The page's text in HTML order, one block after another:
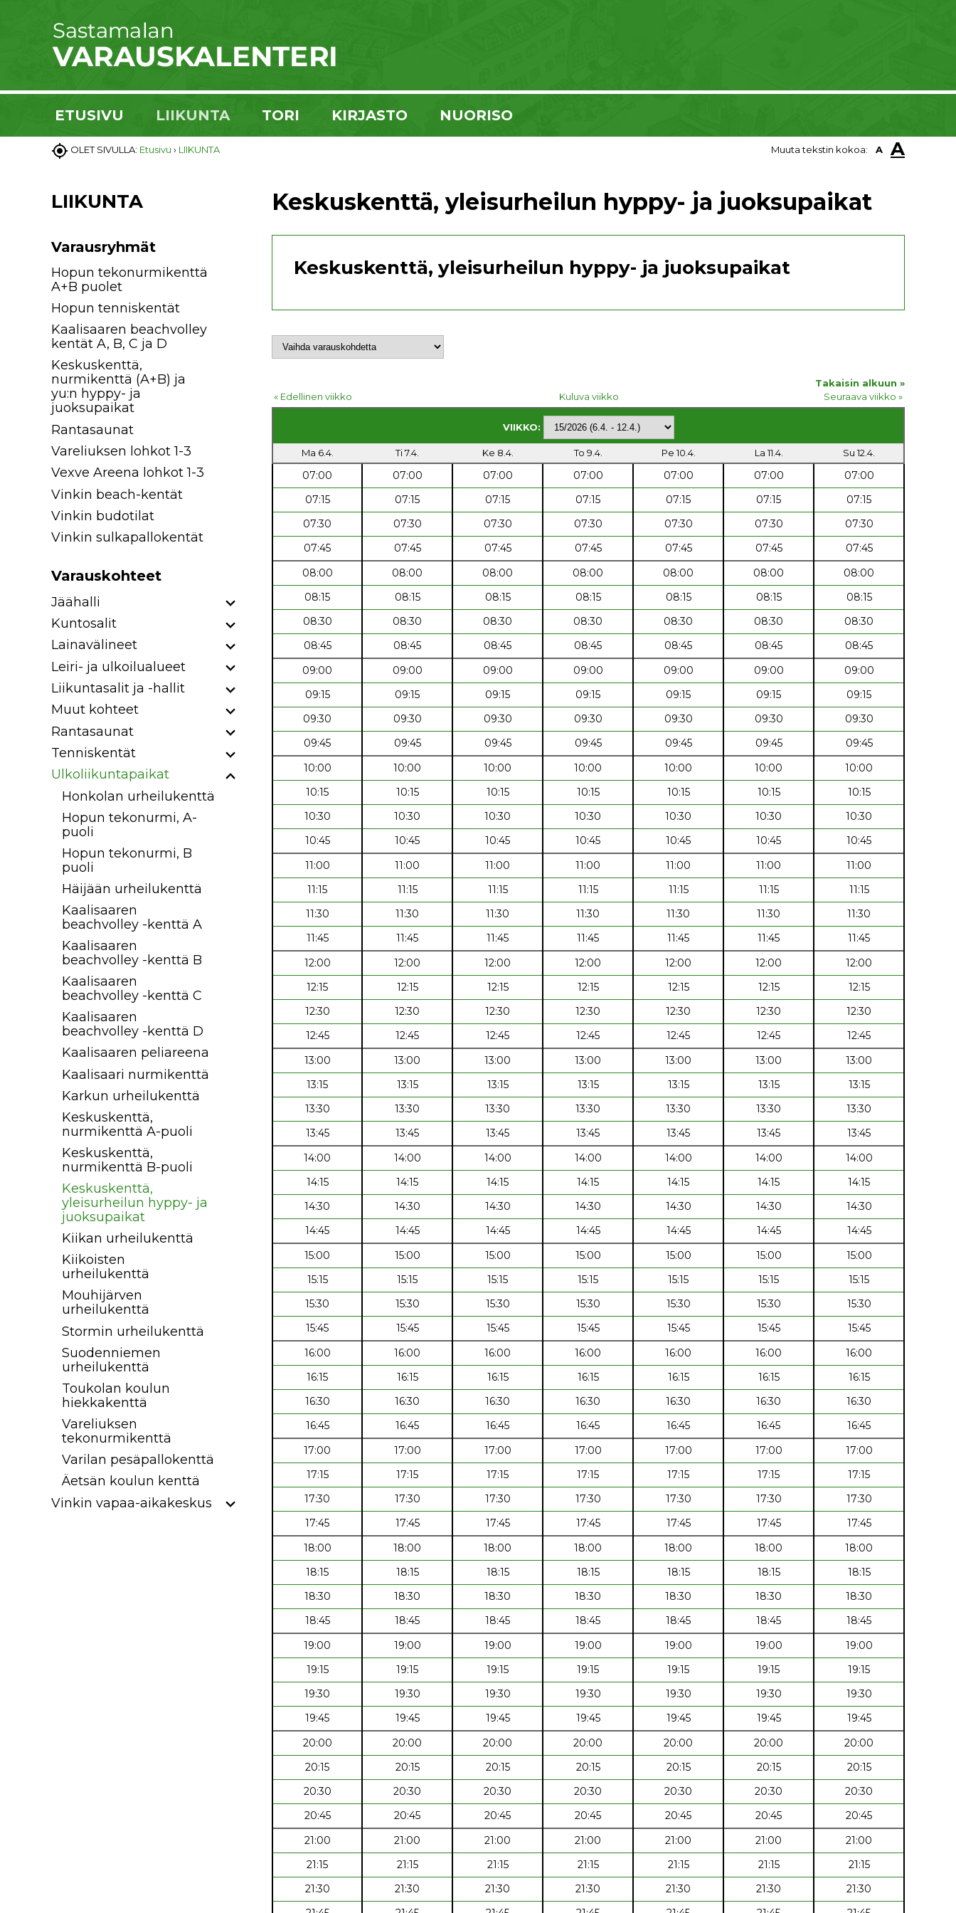
ETUSIVU LIIKUNTA TORI KIRJASTO NUORISO
 OLET SIVULLA: Etusivu › LIIKUNTA Muuta tekstin kokoa: A A
LIIKUNTA
Varausryhmät
Hopun tekonurmikenttä
A+B puolet
Hopun tenniskentät
Kaalisaaren beachvolley
kentät A, B, C ja D
Keskuskenttä,
nurmikenttä (A+B) ja
yu:n hyppy- ja
juoksupaikat
Rantasaunat
Vareliuksen lohkot 1-3
Vexve Areena lohkot 1-3
Vinkin beach-kentät
Vinkin budotilat
Vinkin sulkapallokentät
Varauskohteet
Jäähalli
Kuntosalit
Lainavälineet
Leiri- ja ulkoilualueet
Liikuntasalit ja -hallit
Muut kohteet
Rantasaunat
Tenniskentät
Ulkoliikuntapaikat
Honkolan urheilukenttä
Hopun tekonurmi, A-
puoli
Hopun tekonurmi, B
puoli
Häijään urheilukenttä
Kaalisaaren
beachvolley -kenttä A
Kaalisaaren
beachvolley -kenttä B
Kaalisaaren
beachvolley -kenttä C
Kaalisaaren
beachvolley -kenttä D
Kaalisaaren peliareena
Kaalisaari nurmikenttä
Karkun urheilukenttä
Keskuskenttä,
nurmikenttä A-puoli
Keskuskenttä,
nurmikenttä B-puoli
Keskuskenttä,
yleisurheilun hyppy- ja
juoksupaikat
Kiikan urheilukenttä
Kiikoisten
urheilukenttä
Mouhijärven
urheilukenttä
Stormin urheilukenttä
Suodenniemen
urheilukenttä
Toukolan koulun
hiekkakenttä
Vareliuksen
tekonurmikenttä
Varilan pesäpallokenttä
Äetsän koulun kenttä
Vinkin vapaa-aikakeskus
Keskuskenttä, yleisurheilun hyppy- ja juoksupaikat
Keskuskenttä, yleisurheilun hyppy- ja juoksupaikat
Takaisin alkuun »
« Edellinen viikko
Kuluva viikko Seuraava viikko »
VIIKKO:
Ma 6.4. Ti 7.4. Ke 8.4. To 9.4. Pe 10.4. La 11.4. Su 12.4.
07:00 07:00 07:00 07:00 07:00 07:00
07:00
07:15
07:15 07:15 07:15 07:15 07:15
07:15
07:30
07:30 07:30 07:30 07:30 07:30
07:30
07:45
07:45 07:45 07:45 07:45 07:45
07:45
08:00
08:00 08:00 08:00 08:00 08:00
08:00
08:15
08:15 08:15 08:15 08:15 08:15
08:15
08:30
08:30 08:30 08:30 08:30 08:30
08:30
08:45
08:45 08:45 08:45 08:45 08:45
08:45
09:00
09:00 09:00 09:00 09:00 09:00
09:00
09:15
09:15 09:15 09:15 09:15 09:15
09:15
09:30
09:30 09:30 09:30 09:30 09:30
09:30
09:45
09:45 09:45 09:45 09:45 09:45
09:45
10:00
10:00 10:00 10:00 10:00 10:00
10:00
10:15
10:15 10:15 10:15 10:15 10:15
10:15
10:30
10:30 10:30 10:30 10:30 10:30
10:30
10:45
10:45 10:45 10:45 10:45 10:45
10:45
11:00
11:00 11:00 11:00 11:00 11:00
11:00
11:15
11:15 11:15 11:15 11:15 11:15
11:15
11:30
11:30 11:30 11:30 11:30 11:30
11:30
11:45
11:45 11:45 11:45 11:45 11:45
11:45
12:00
12:00 12:00 12:00 12:00 12:00
12:00
12:15
12:15 12:15 12:15 12:15 12:15
12:15
12:30
12:30 12:30 12:30 12:30 12:30
12:30
12:45
12:45 12:45 12:45 12:45 12:45
12:45
13:00
13:00 13:00 13:00 13:00 13:00
13:00
13:15
13:15 13:15 13:15 13:15 13:15
13:15
13:30
13:30 13:30 13:30 13:30 13:30
13:30
13:45
13:45 13:45 13:45 13:45 13:45
13:45
14:00
14:00 14:00 14:00 14:00 14:00
14:00
14:15
14:15 14:15 14:15 14:15 14:15
14:15
14:30
14:30 14:30 14:30 14:30 14:30
14:30
14:45
14:45 14:45 14:45 14:45 14:45
14:45
15:00
15:00 15:00 15:00 15:00 15:00
15:00
15:15
15:15 15:15 15:15 15:15 15:15
15:15
15:30
15:30 15:30 15:30 15:30 15:30
15:30
15:45
15:45 15:45 15:45 15:45 15:45
15:45
16:00
16:00 16:00 16:00 16:00 16:00
16:00
16:15
16:15 16:15 16:15 16:15 16:15
16:15
16:30
16:30 16:30 16:30 16:30 16:30
16:30
16:45
16:45 16:45 16:45 16:45 16:45
16:45
17:00
17:00 17:00 17:00 17:00 17:00
17:00
17:15
17:15 17:15 17:15 17:15 17:15
17:15
17:30
17:30 17:30 17:30 17:30 17:30
17:30
17:45
17:45 17:45 17:45 17:45 17:45
17:45
18:00
18:00 18:00 18:00 18:00 18:00
18:00
18:15
18:15 18:15 18:15 18:15 18:15
18:15
18:30
18:30 18:30 18:30 18:30 18:30
18:30
18:45
18:45 18:45 18:45 18:45 18:45
18:45
19:00
19:00 19:00 19:00 19:00 19:00
19:00
19:15
19:15 19:15 19:15 19:15 19:15
19:15
19:30
19:30 19:30 19:30 19:30 19:30
19:30
19:45
19:45 19:45 19:45 19:45 19:45
19:45
20:00
20:00 20:00 20:00 20:00 20:00
20:00
20:15
20:15 20:15 20:15 20:15 20:15
20:15
20:30
20:30 20:30 20:30 20:30 20:30
20:30
20:45
20:45 20:45 20:45 20:45 20:45
20:45
21:00
21:00 21:00 21:00 21:00 21:00
21:00
21:15
21:15 21:15 21:15 21:15 21:15
21:15
21:30
21:30 21:30 21:30 21:30 21:30
21:30